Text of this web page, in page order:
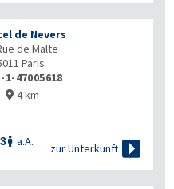
de Nevers
de Malte
Paris
1-47005618
 4 km
3 a.A. zur Unterkunft 